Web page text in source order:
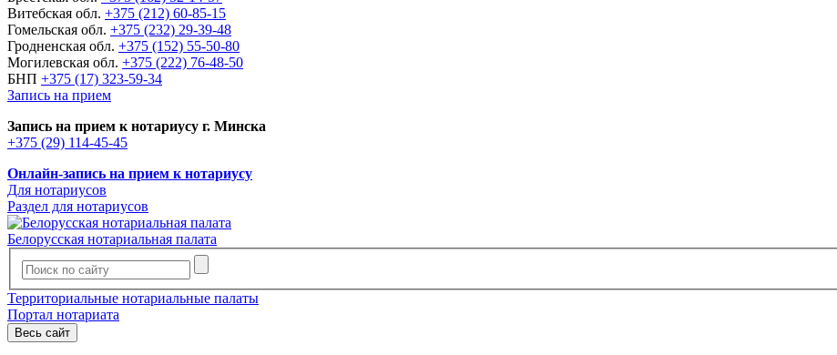
Витебская обл. +375 (212) 60-85-15
Гомельская обл. +375 (232) 29-39-48
Гродненская обл. +375 (152) 55-50-80
Могилевская обл. +375 (222) 76-48-50
БНП +375 (17) 323-59-34
Запись на прием
Запись на прием к нотариусу г. Минска
+375 (29) 114-45-45
Онлайн-запись на прием к нотариусу
Для нотариусов
Раздел для нотариусов
Белорусская нотариальная палата
Территориальные нотариальные палаты
Портал нотариата
Весь сайт